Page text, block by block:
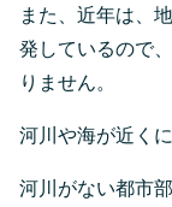
また、近年は、
発しているので
りません。
河川や海が近く
河川がない都市